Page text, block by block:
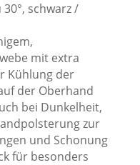
30°, schwarz /
mit extra
Kühlung der
der Oberhand
bei Dunkelheit,
zur
und Schonung
für besonders